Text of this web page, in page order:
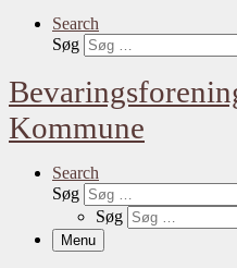
Search
Søg
Kommune
Search
Søg
Søg
Menu